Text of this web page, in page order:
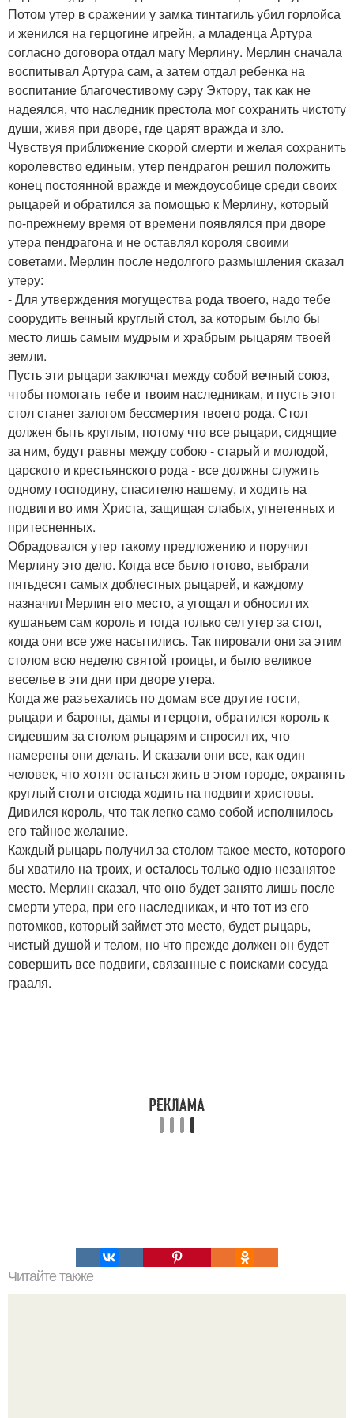
Потом утер в сражении у замка тинтагиль убил горлойса
и женился на герцогине игрейн, а младенца Артура
согласно договора отдал магу Мерлину. Мерлин сначала
воспитывал Артура сам, а затем отдал ребенка на
воспитание благочестивому сэру Эктору, так как не
надеялся, что наследник престола мог сохранить чистоту
души, живя при дворе, где царят вражда и зло.
Чувствуя приближение скорой смерти и желая сохранить
королевство единым, утер пендрагон решил положить
конец постоянной вражде и междоусобице среди своих
рыцарей и обратился за помощью к Мерлину, который
по-прежнему время от времени появлялся при дворе
утера пендрагона и не оставлял короля своими
советами. Мерлин после недолгого размышления сказал
утеру:
- Для утверждения могущества рода твоего, надо тебе
соорудить вечный круглый стол, за которым было бы
место лишь самым мудрым и храбрым рыцарям твоей
земли.
Пусть эти рыцари заключат между собой вечный союз,
чтобы помогать тебе и твоим наследникам, и пусть этот
стол станет залогом бессмертия твоего рода. Стол
должен быть круглым, потому что все рыцари, сидящие
за ним, будут равны между собою - старый и молодой,
царского и крестьянского рода - все должны служить
одному господину, спасителю нашему, и ходить на
подвиги во имя Христа, защищая слабых, угнетенных и
притесненных.
Обрадовался утер такому предложению и поручил
Мерлину это дело. Когда все было готово, выбрали
пятьдесят самых доблестных рыцарей, и каждому
назначил Мерлин его место, а угощал и обносил их
кушаньем сам король и тогда только сел утер за стол,
когда они все уже насытились. Так пировали они за этим
столом всю неделю святой троицы, и было великое
веселье в эти дни при дворе утера.
Когда же разъехались по домам все другие гости,
рыцари и бароны, дамы и герцоги, обратился король к
сидевшим за столом рыцарям и спросил их, что
намерены они делать. И сказали они все, как один
человек, что хотят остаться жить в этом городе, охранять
круглый стол и отсюда ходить на подвиги христовы.
Дивился король, что так легко само собой исполнилось
его тайное желание.
Каждый рыцарь получил за столом такое место, которого
бы хватило на троих, и осталось только одно незанятое
место. Мерлин сказал, что оно будет занято лишь после
смерти утера, при его наследниках, и что тот из его
потомков, который займет это место, будет рыцарь,
чистый душой и телом, но что прежде должен он будет
совершить все подвиги, связанные с поисками сосуда
грааля.
Читайте также